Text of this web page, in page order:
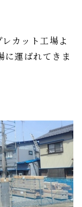
カット工場よ
に運ばれてきま